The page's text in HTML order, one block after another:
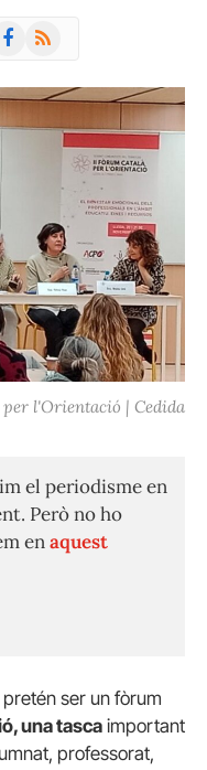
Facebook
RSS
l'Orientació | Cedida
el periodisme en
Però no ho
enaquest
pretén ser un fòrum
una tascaimportant
professorat,